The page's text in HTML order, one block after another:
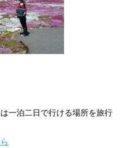
一泊二日で行ける場所を旅行